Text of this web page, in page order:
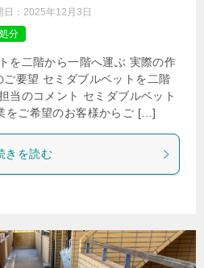
日： 2025年12月3日
分
を二階から一階へ運ぶ 実際の作
要望 セミダブルベットを二階
当のコメント セミダブルベット
をご希望のお客様からご […]
きを読む